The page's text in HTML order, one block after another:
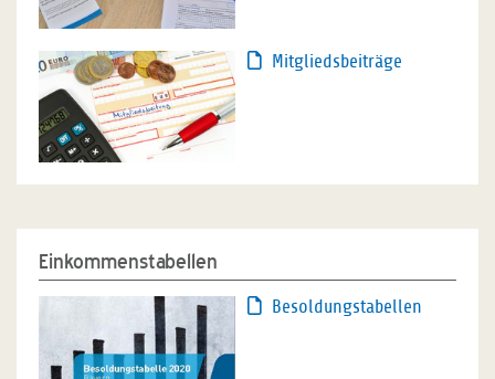
Mitgliedsbeiträge
Einkommenstabellen
Besoldungstabellen